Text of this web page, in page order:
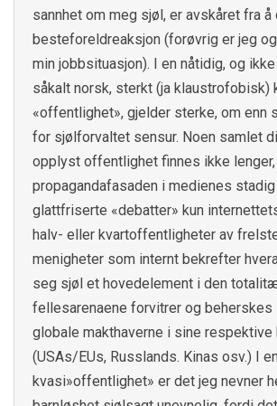
sannhet om meg sjøl, er avskåret fra å
besteforeldreaksjon (forøvrig er jeg
min jobbsituasjon). I en nåtidig, og
såkalt norsk, sterkt (ja klaustrofobisk)
«offentlighet», gjelder sterke, om enn
for sjølforvaltet sensur. Noen samlet
opplyst offentlighet finnes ikke lenger,
propagandafasaden i medienes
glattfriserte «debatter» kun
halv- eller kvartoffentligheter av
menigheter som internt bekrefter
seg sjøl et hovedelement i den
fellesarenaene forvitrer og beherskes
globale makthaverne i sine
(USAs/EUs, Russlands. Kinas osv.) I
kvasi»offentlighet» er det jeg nevner